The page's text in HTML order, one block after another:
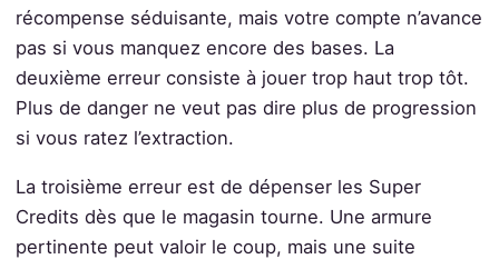
récompense séduisante, mais votre compte n’avance
pas si vous manquez encore des bases. La
deuxième erreur consiste à jouer trop haut trop tôt.
Plus de danger ne veut pas dire plus de progression
si vous ratez l’extraction.
La troisième erreur est de dépenser les Super
Credits dès que le magasin tourne. Une armure
pertinente peut valoir le coup, mais une suite